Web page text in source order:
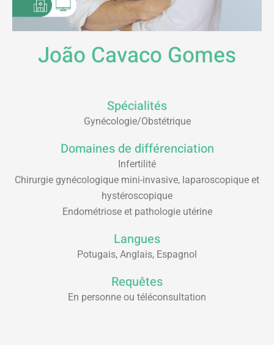
João Cavaco Gomes
Spécialités
Gynécologie/Obstétrique
Domaines de différenciation
Infertilité
Chirurgie gynécologique mini-invasive, laparoscopique et
hystéroscopique
Endométriose et pathologie utérine
Langues
Potugais, Anglais, Espagnol
Requêtes
En personne ou téléconsultation